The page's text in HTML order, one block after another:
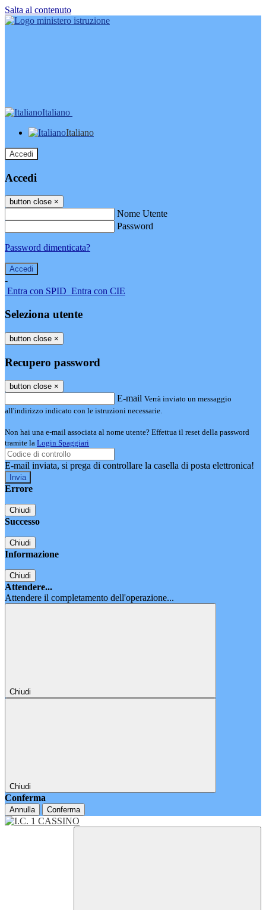
Salta al contenuto
Italiano
Italiano
Accedi
Accedi
button close ×
Nome Utente
Password
Password dimenticata?
-
Entra con SPID Entra con CIE
Seleziona utente
button close ×
Recupero password
button close ×
E-mail Verrà inviato un messaggio
all'indirizzo indicato con le istruzioni necessarie.
Non hai una e-mail associata al nome utente? Effettua il reset della password
tramite la Login Spaggiari
E-mail inviata, si prega di controllare la casella di posta elettronica!
Errore
Chiudi
Successo
Chiudi
Informazione
Chiudi
Attendere...
Attendere il completamento dell'operazione...
Chiudi
Chiudi
Conferma
Annulla Conferma